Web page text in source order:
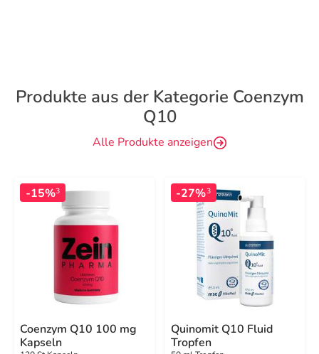
Produkte aus der Kategorie Coenzym
Q10
Alle Produkte anzeigen
-15%3
Coenzym Q10 100 mg
Kapseln
-27%3
Quinomit Q10 Fluid
Tropfen